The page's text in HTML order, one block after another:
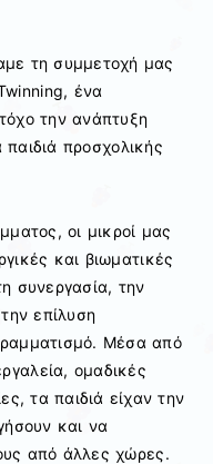
τη συμμετοχή μας
ένα
την ανάπτυξη
προσχολικής
οι μικροί μας
και βιωματικές
συνεργασία, την
επίλυση
Μέσα από
ομαδικές
τα παιδιά είχαν την
και να
από άλλες χώρες.